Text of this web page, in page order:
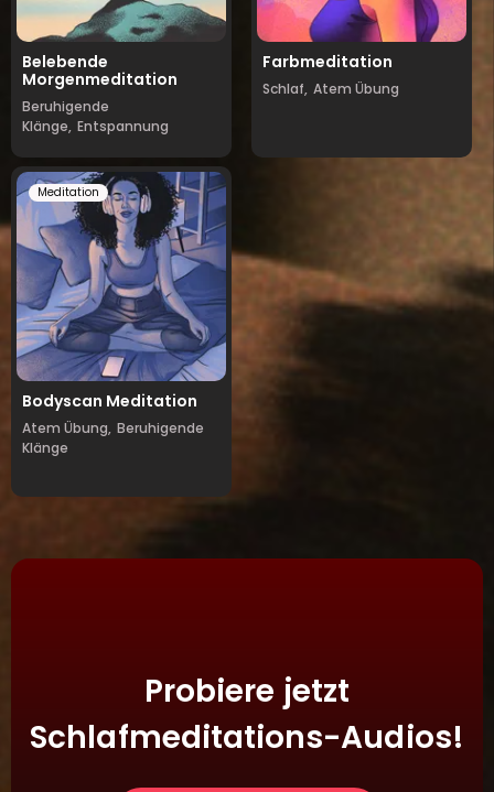
Belebende
Morgenmeditation
Beruhigende
Klänge, Entspannung
Farbmeditation
Schlaf, Atem Übung
Bodyscan Meditation
Meditation
Atem Übung, Beruhigende
Klänge
Probiere jetzt
Schlafmeditations-Audios!